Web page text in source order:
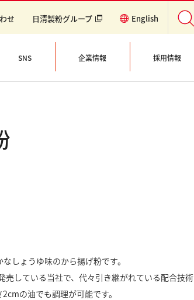
せ 日清製粉グループ English
SNS 企業情報 採用情報
しょうゆ味のから揚げ粉です。
売している当社で、代々引き継がれている配合技術
の油でも調理が可能です。